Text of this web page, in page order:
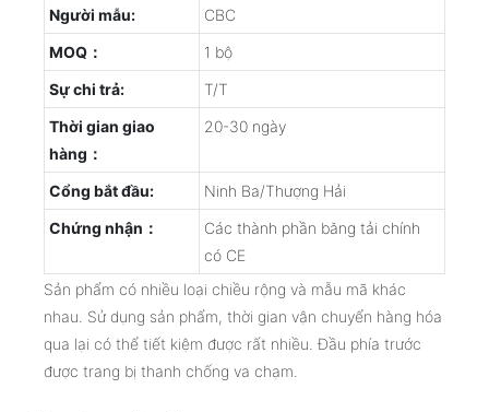
Người mẫu:
CBC
MOQ：
1 bộ
Sự chi trả:
T/T
Thời gian giao
hàng：
20-30 ngày
Cổng bắt đầu:
Ninh Ba/Thượng Hải
Chứng nhận：
Các thành phần băng tải chính
có CE
Sản phẩm có nhiều loại chiều rộng và mẫu mã khác
nhau. Sử dụng sản phẩm, thời gian vận chuyển hàng hóa
qua lại có thể tiết kiệm được rất nhiều. Đầu phía trước
được trang bị thanh chống va chạm.